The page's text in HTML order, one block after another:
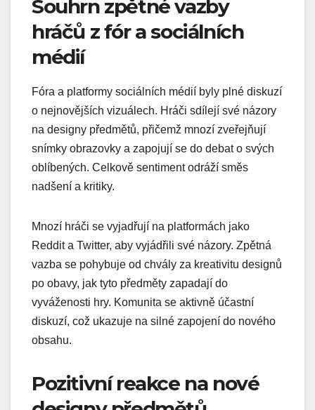
Souhrn zpětné vazby
hráčů z fór a sociálních
médií
Fóra a platformy sociálních médií byly plné diskuzí
o nejnovějších vizuálech. Hráči sdílejí své názory
na designy předmětů, přičemž mnozí zveřejňují
snímky obrazovky a zapojují se do debat o svých
oblíbených. Celkově sentiment odráží směs
nadšení a kritiky.
Mnozí hráči se vyjadřují na platformách jako
Reddit a Twitter, aby vyjádřili své názory. Zpětná
vazba se pohybuje od chvály za kreativitu designů
po obavy, jak tyto předměty zapadají do
vyváženosti hry. Komunita se aktivně účastní
diskuzí, což ukazuje na silné zapojení do nového
obsahu.
Pozitivní reakce na nové